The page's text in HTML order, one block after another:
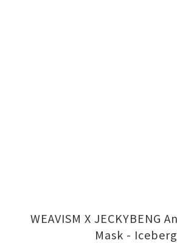
WEAVISM X JECKYBENG Anti-bacterial
Mask - Iceberg